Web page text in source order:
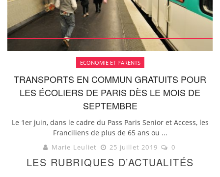
ECONOMIE ET PARENTS
TRANSPORTS EN COMMUN GRATUITS POUR
LES ÉCOLIERS DE PARIS DÈS LE MOIS DE
SEPTEMBRE
Le 1er juin, dans le cadre du Pass Paris Senior et Access, les
Franciliens de plus de 65 ans ou ...
Marie Leuliet 25 juillet 2019 0
LES RUBRIQUES D’ACTUALITÉS